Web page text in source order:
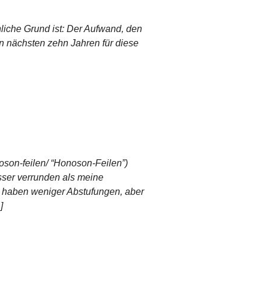
Grund ist: Der Aufwand, den
nächsten zehn Jahren für diese
feilen/ “Honoson-Feilen”)
verrunden als meine
weniger Abstufungen, aber